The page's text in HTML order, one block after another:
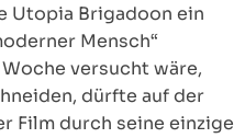
Utopia Brigadoon ein
Mensch“
versucht wäre,
dürfte auf der
Film durch seine einzige